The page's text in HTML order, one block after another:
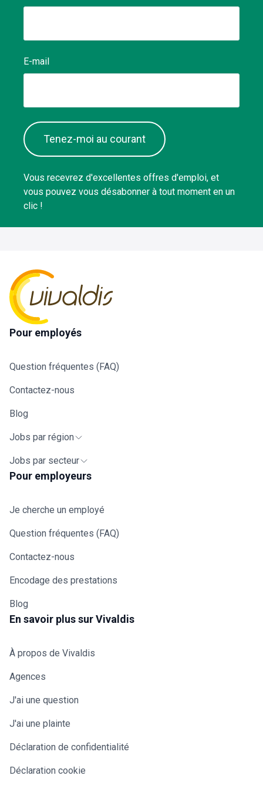
E-mail
Tenez-moi au courant
Vous recevrez d'excellentes offres d'emploi, et
vous pouvez vous désabonner à tout moment en un
clic !
Pour employés
Question fréquentes (FAQ)
Contactez-nous
Blog
Jobs par région
Jobs par secteur
Pour employeurs
Je cherche un employé
Question fréquentes (FAQ)
Contactez-nous
Encodage des prestations
Blog
En savoir plus sur Vivaldis
À propos de Vivaldis
Agences
J'ai une question
J'ai une plainte
Déclaration de confidentialité
Déclaration cookie